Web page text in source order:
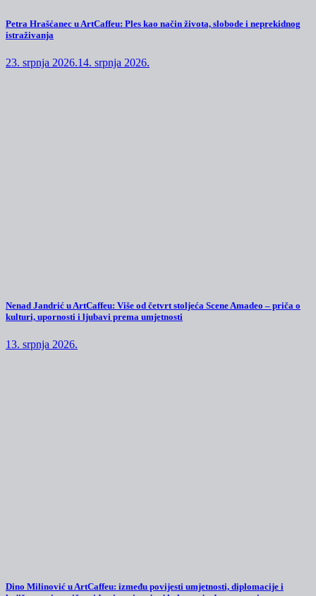
Petra Hrašćanec u ArtCaffeu: Ples kao način života, slobode i neprekidnog
istraživanja
23. srpnja 2026.14. srpnja 2026.
Nenad Jandrić u ArtCaffeu: Više od četvrt stoljeća Scene Amadeo – priča o
kulturi, upornosti i ljubavi prema umjetnosti
13. srpnja 2026.
Dino Milinović u ArtCaffeu: između povijesti umjetnosti, diplomacije i